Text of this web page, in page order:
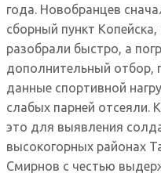
года. Новобранцев
сборный пункт
разобрали быстро, а
дополнительный отбор,
данные спортивной
слабых парней отсеяли.
это для выявления
высокогорных районах
Смирнов с честью